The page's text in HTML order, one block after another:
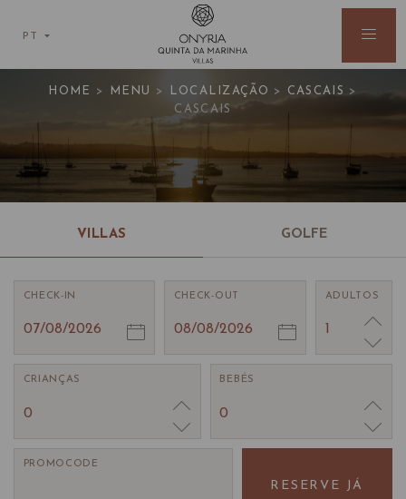
PTCascais (4km de distância)
HOME > MENU > LOCALIZAÇÃO > CASCAIS
>
CASCAIS
VILLAS GOLFE
CHECK-IN
07/08/2026
CHECK-OUT
08/08/2026
ADULTOS
1
CRIANÇAS
0
BEBÉS
0
PROMOCODE
RESERVE JÁ